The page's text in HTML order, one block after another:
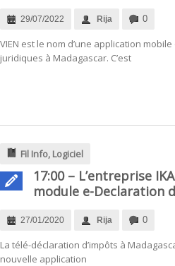
29/07/2022 Rija 0
VIEN est le nom d’une application
juridiques à Madagascar. C’est
Fil Info, Logiciel
17:00 – L’entreprise
module e-Declaration
27/01/2020 Rija 0
La télé-déclaration d’impôts à
nouvelle application